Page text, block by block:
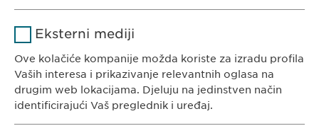
Tel. +387 33 592 140
E-Mail:info@ewopharma.ba
Svrha
saglasnosti kolačića.
Google
Trajanje 1 day
Eksterni mediji
Ove kolačiće kompanije možda koriste za izradu profila
Vaših interesa i prikazivanje relevantnih oglasa na
drugim web lokacijama. Djeluju na jedinstven način
identificirajući Vaš preglednik i uređaj.